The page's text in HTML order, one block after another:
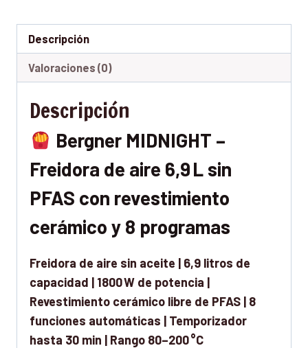
Descripción
Valoraciones (0)
Descripción
Bergner MIDNIGHT –
Freidora de aire 6,9 L sin
PFAS con revestimiento
cerámico y 8 programas
Freidora de aire sin aceite | 6,9 litros de
capacidad | 1800 W de potencia |
Revestimiento cerámico libre de PFAS | 8
funciones automáticas | Temporizador
hasta 30 min | Rango 80–200 °C